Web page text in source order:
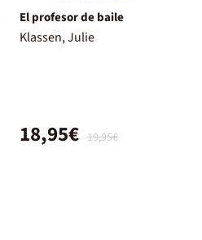
El profesor de baile
Klassen, Julie
19,95€
18,95€